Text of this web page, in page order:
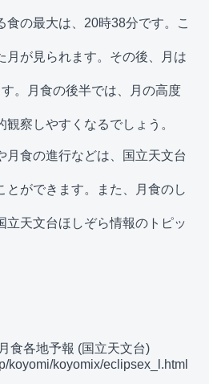
の最大は、20時38分です。こ
月が見られます。その後、月は
。月食の後半では、月の高度
観察しやすくなるでしょう。
食の進行などは、国立天文台
とができます。また、月食のし
立天文台ほしぞら情報のトピッ
食各地予報 (国立天文台)
koyomix/eclipsex_l.html